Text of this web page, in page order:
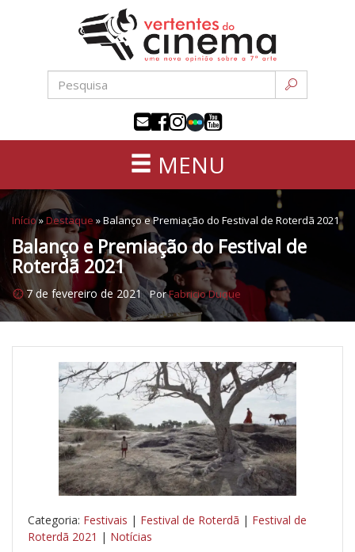
conteúdo
sétima
MENU
Início»Destaque»Balanço e Premiação do Festival de Roterdã 2021
Balanço e Premiação do Festival de
Roterdã 2021
7 de fevereiro de 2021 PorFabricio Duque
Categoria: Festivais | Festival de Roterdã | Festival de
Roterdã 2021 | Notícias